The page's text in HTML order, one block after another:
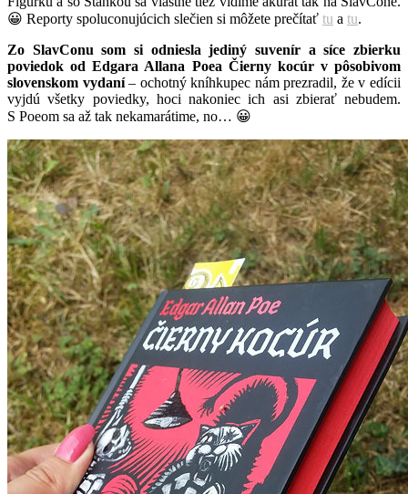
😀 Reporty spoluconujúcich slečien si môžete prečítať tu a tu.
Zo SlavConu som si odniesla jediný suvenír a síce zbierku
poviedok od Edgara Allana Poea Čierny kocúr v pôsobivom
slovenskom vydaní– ochotný kníhkupec nám prezradil, že v edícii
vyjdú všetky poviedky, hoci nakoniec ich asi zbierať nebudem.
S Poeom sa až tak nekamarátime, no… 😀